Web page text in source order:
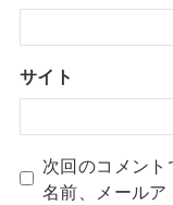
サイト
次回のコメン
名前、メールア